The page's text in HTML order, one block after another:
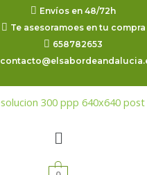
Envíos en 48/72h
Te asesoramoes en tu compra
658782653
Menú